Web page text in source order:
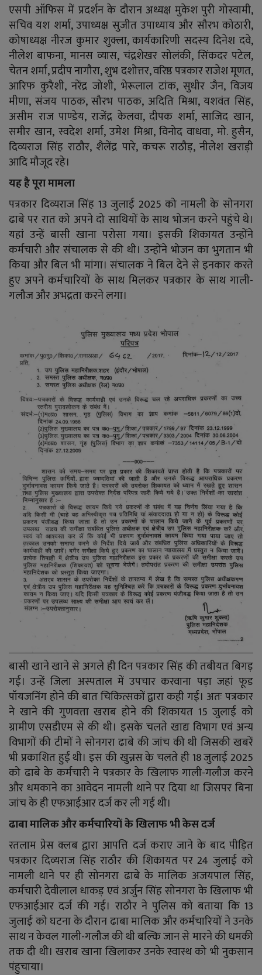
एसपी ऑफिस में प्रदर्शन के दौरान अध्यक्ष मुकेश पुरी गोस्वामी,
सचिव यश शर्मा, उपाध्यक्ष सुजीत उपाध्याय और सौरभ कोठारी,
कोषाध्यक्ष नीरज कुमार शुक्ला, कार्यकारिणी सदस्य दिनेश दवे,
नीलेश बाफना, मानस व्यास, चंद्रशेखर सोलंकी, सिंकदर पटेल,
चेतन शर्मा, प्रदीप नागौरा, शुभ दशोत्तर, वरिष्ठ पत्रकार राजेश मूणत,
आरिफ कुरैशी, नरेंद्र जोशी, भेरूलाल टांक, सुधीर जैन, विजय
मीणा, संजय पाठक, सौरभ पाठक, अदिति मिश्रा, यशवंत सिंह,
असीम राज पाण्डेय, राजेंद्र केलवा, दीपक शर्मा, साजिद खान,
समीर खान, स्वदेश शर्मा, उमेश मिश्रा, विनोद वाधवा, मो. हुसैन,
दिव्यराज सिंह राठौर, शैलेंद्र पारे, कचरू राठौड़, नीलेश खराड़ी
आदि मौजूद रहे।
यह है पूरा मामला
पत्रकार दिव्यराज सिंह 13 जुलाई 2025 को नामली के सोनगरा
ढाबे पर रात को अपने दो साथियों के साथ भोजन करने पहुंचे थे।
यहां उन्हें बासी खाना परोसा गया। इसकी शिकायत उन्होंने
कर्मचारी और संचालक से की थी। उन्होंने भोजन का भुगतान भी
किया और बिल भी मांगा। संचालक ने बिल देने से इनकार करते
हुए अपने कर्मचारियों के साथ मिलकर पत्रकार के साथ गाली-
गलौज और अभद्रता करने लगा।
बासी खाने खाने से अगले ही दिन पत्रकार सिंह की तबीयत बिगड़
गई। उन्हें जिला अस्पताल में उपचार करवाना पड़ा जहां फूड
पॉयजनिंग होने की बात चिकित्सकों द्वारा कही गई। अतः पत्रकार
ने खाने की गुणवत्ता खराब होने की शिकायत 15 जुलाई को
ग्रामीण एसडीएम से की थी। इसके चलते खाद्य विभाग एवं अन्य
विभागों की टीमों ने सोनगरा ढाबे की जांच की थी जिसकी खबरें
भी प्रकाशित हुईं थी। इस की खुन्नस के चलते ही 18 जुलाई 2025
को ढाबे के कर्मचारी ने पत्रकार के खिलाफ गाली-गलौज करने
और धमकाने का आवेदन नामली थाने पर दिया था जिसपर बिना
जांच के ही एफआईआर दर्ज कर ली गई थी।
ढाबा मालिक और कर्मचारियों के खिलाफ भी केस दर्ज
रतलाम प्रेस क्लब द्वारा आपत्ति दर्ज कराए जाने के बाद पीड़ित
पत्रकार दिव्यराज सिंह राठौर की शिकायत पर 24 जुलाई को
नामली थाने पर ही सोनगरा ढाबे के मालिक अजयपाल सिंह,
कर्मचारी देवीलाल धाकड़ एवं अर्जुन सिंह सोनगरा के खिलाफ भी
एफआईआर दर्ज की गई। राठौर ने पुलिस को बताया कि 13
जुलाई को घटना के दौरान ढाबा मालिक और कर्मचारियों ने उनके
साथ न केवल गाली-गलौज की थी बल्कि जान से मारने की धमकी
तक दी थी। खराब खाना खिलाकर उनके स्वास्थ को भी नुकसान
पंहुचाया।